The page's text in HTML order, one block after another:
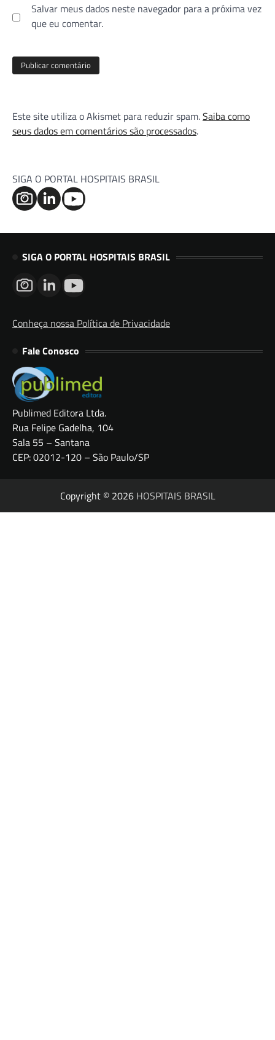
Salvar meus dados neste navegador para a próxima vez
que eu comentar.
Este site utiliza o Akismet para reduzir spam.Saiba como
seus dados em comentários são processados.
SIGA O PORTAL HOSPITAIS BRASIL
SIGA O PORTAL HOSPITAIS BRASIL
Conheça nossa Política de Privacidade
Fale Conosco
Publimed Editora Ltda.
Rua Felipe Gadelha, 104
Sala 55 – Santana
CEP: 02012-120 – São Paulo/SP
Copyright © 2026 HOSPITAIS BRASIL